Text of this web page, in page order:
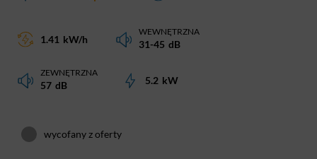
1.41 kW/h
WEWNĘTRZNA
31-45 dB
ZEWNĘTRZNA
57 dB 5.2 kW
wycofany z oferty